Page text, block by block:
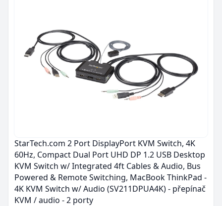
StarTech.com 2 Port DisplayPort KVM Switch, 4K
60Hz, Compact Dual Port UHD DP 1.2 USB Desktop
KVM Switch w/ Integrated 4ft Cables & Audio, Bus
Powered & Remote Switching, MacBook ThinkPad -
4K KVM Switch w/ Audio (SV211DPUA4K) - přepínač
KVM / audio - 2 porty